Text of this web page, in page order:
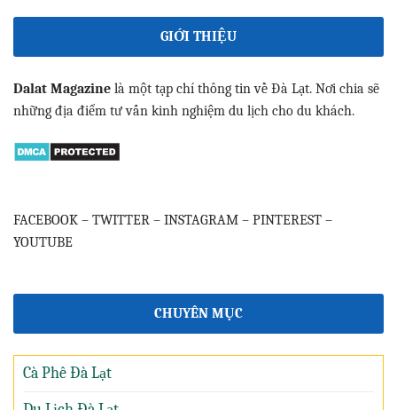
GIỚI THIỆU
Dalat Magazine là một tạp chí thông tin về Đà Lạt. Nơi chia sẽ
những địa điểm tư vấn kinh nghiệm du lịch cho du khách.
FACEBOOK – TWITTER – INSTAGRAM – PINTEREST –
YOUTUBE
CHUYÊN MỤC
Cà Phê Đà Lạt